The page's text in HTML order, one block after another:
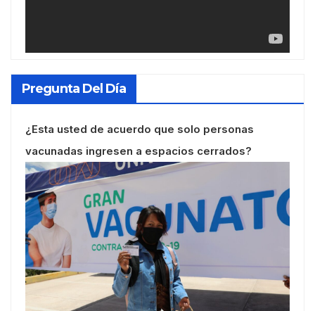
Pregunta Del Día
¿Esta usted de acuerdo que solo personas
vacunadas ingresen a espacios cerrados?